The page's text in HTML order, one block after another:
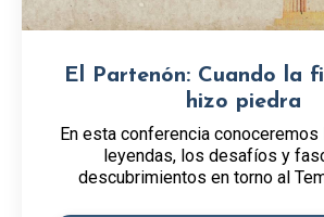
El Partenón: Cuando la
hizo piedra
En esta conferencia conoceremos
leyendas, los desafíos y
descubrimientos en torno al